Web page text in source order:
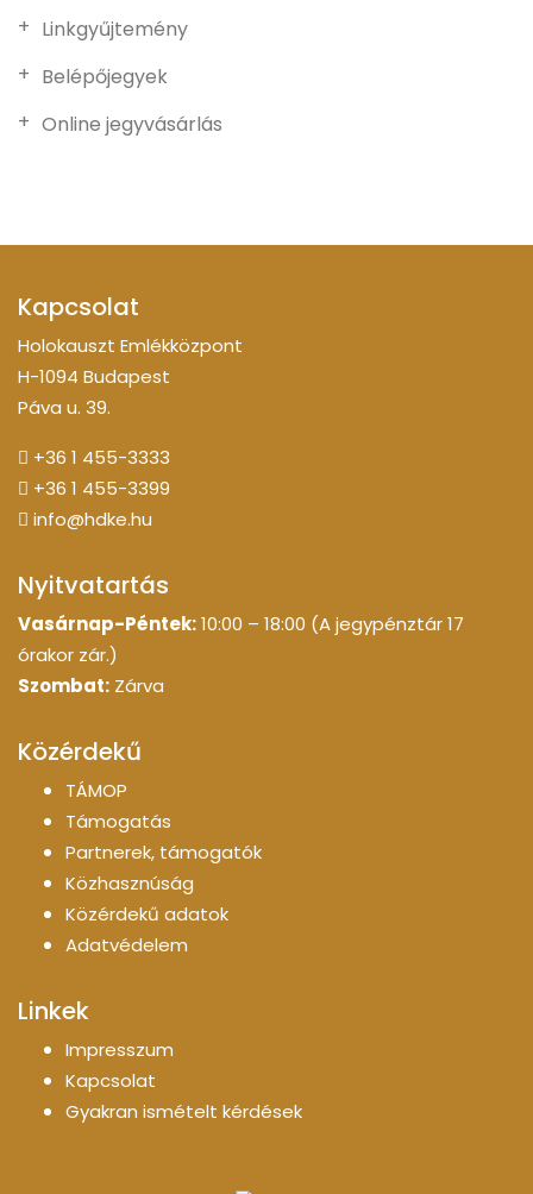
Linkgyűjtemény
Belépőjegyek
Online jegyvásárlás
Kapcsolat
Holokauszt Emlékközpont
H-1094 Budapest
Páva u. 39.
+36 1 455-3333
+36 1 455-3399
info@hdke.hu
Nyitvatartás
Vasárnap-Péntek:10:00 – 18:00 (A jegypénztár 17
órakor zár.)
Szombat: Zárva
Közérdekű
TÁMOP
Támogatás
Partnerek, támogatók
Közhasznúság
Közérdekű adatok
Adatvédelem
Linkek
Impresszum
Kapcsolat
Gyakran ismételt kérdések